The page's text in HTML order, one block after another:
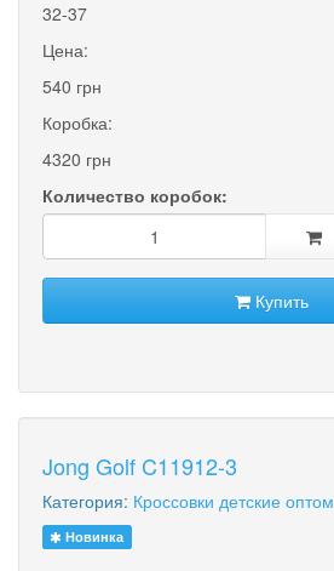
32-37
Цена:
540 грн
Коробка:
4320 грн
Количество коробок:
Купить
Jong Golf C11912-3
Категория: Кроссовки детские оптом
Новинка